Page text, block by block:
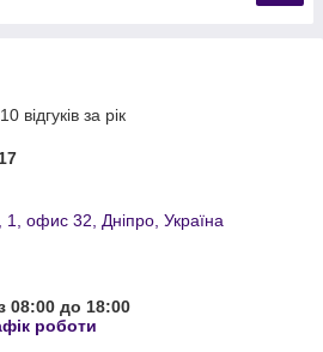
відгуків за рік
1, офис 32, Дніпро, Україна
08:00 до 18:00
роботи